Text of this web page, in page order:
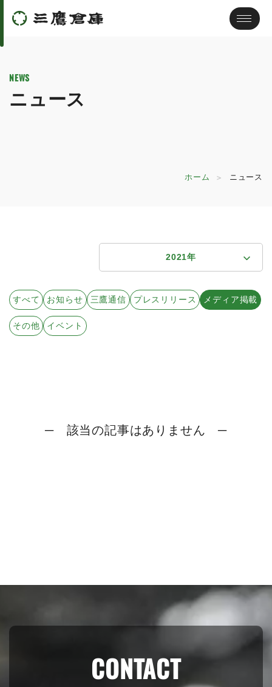
NEWS
ニュース
ホーム ニュース
2021年
すべての年度
2021年
すべて お知らせ 三鷹通信 プレスリリース メディア掲載
その他 イベント
─ 該当の記事はありません ─
CONTACT